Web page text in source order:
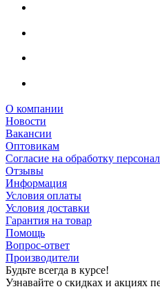
О компании
Новости
Вакансии
Оптовикам
Cогласие на обработку
Отзывы
Информация
Условия оплаты
Условия доставки
Гарантия на товар
Помощь
Вопрос-ответ
Производители
Будьте всегда в курсе!
Узнавайте о скидках и акциях